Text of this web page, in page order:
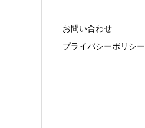
お問い合わせ
プライバシーポリシー